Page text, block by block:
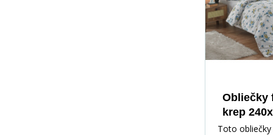
prírodnú,
atmosféru.
Obliečky
krep
Toto